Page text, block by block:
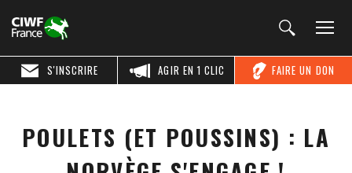
FAIRE UN DON
AGIR EN 1 CLIC
S'INSCRIRE
POULETS (ET POUSSINS) : LA